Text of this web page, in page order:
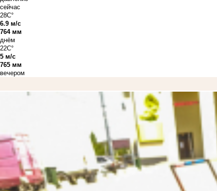
сейчас
28C°
6.9 м/с
764 мм
днём
22C°
5 м/с
765 мм
вечером